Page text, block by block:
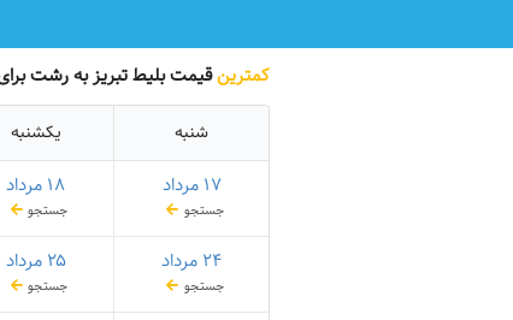
کمترینقیمت بلیط تبریز به رشت
شنبه یکشنبه
۱۷ مرداد
جستجو
۱۸ مرداد
جستجو
۲۴ مرداد
جستجو
۲۵ مرداد
جستجو